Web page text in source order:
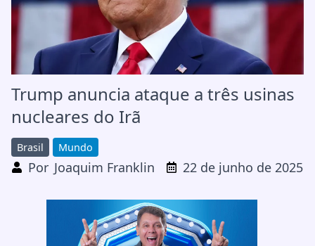
Trump anuncia ataque a três usinas
nucleares do Irã
Brasil Mundo
Por Joaquim Franklin 22 de junho de 2025